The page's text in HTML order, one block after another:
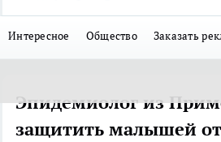
Интересное Общество Заказать
Эпидемиолог из
защитить малышей